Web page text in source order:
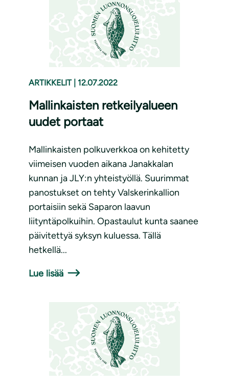
ARTIKKELIT 12.07.2022
Mallinkaisten retkeilyalueen
uudet portaat
Mallinkaisten polkuverkkoa on kehitetty
viimeisen vuoden aikana Janakkalan
kunnan ja JLY:n yhteistyöllä. Suurimmat
panostukset on tehty Valskerinkallion
portaisiin sekä Saparon laavun
liityntäpolkuihin. Opastaulut kunta saanee
päivitettyä syksyn kuluessa. Tällä
hetkellä...
Lue lisää